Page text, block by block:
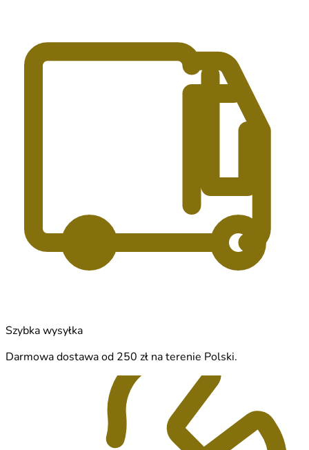
Szybka wysyłka
Darmowa dostawa od 250 zł na terenie Polski.